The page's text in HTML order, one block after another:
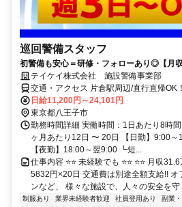
巡回警備スタッフ
初警備も安心＝研修・フォローあり◎【月
テイケイ株式会社 施設警備事業部
交通・アクセス 片倉駅周辺/直行直帰OK！
日給11,200円～24,101円
東京都八王子市
勤務時間詳細 実働時間：1日あたり8時
ヶ月あたり12日 〜 20日 【日勤】9:00
【夜勤】18:00～翌9:00 ┗短...
仕事内容 ⭐⭐ 未経験でも ⭐⭐ ⭐⭐ 月収
5832円×20日 交通費は別途全額支給!! オ
ンなど、 様々な施設で、人々の安全を守...
制服あり 業界未経験者歓迎 社員登用あり 副業